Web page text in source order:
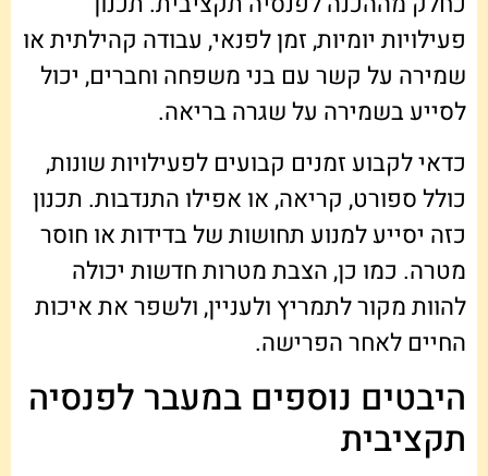
פעילויות יומיות, זמן לפנאי, עבודה קהילתית או
שמירה על קשר עם בני משפחה וחברים, יכול
לסייע בשמירה על שגרה בריאה.
כדאי לקבוע זמנים קבועים לפעילויות שונות,
כולל ספורט, קריאה, או אפילו התנדבות. תכנון
כזה יסייע למנוע תחושות של בדידות או חוסר
מטרה. כמו כן, הצבת מטרות חדשות יכולה
להוות מקור לתמריץ ולעניין, ולשפר את איכות
החיים לאחר הפרישה.
היבטים נוספים במעבר לפנסיה
תקציבית